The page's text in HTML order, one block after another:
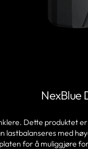
NexBlue
Dette produktet
med
for å muliggjøre